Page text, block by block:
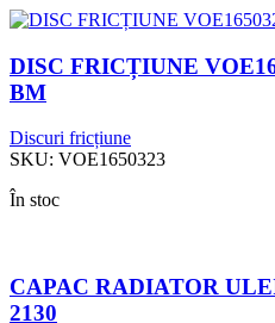
DISC FRICȚIUNE
BM
Discuri fricțiune
SKU: VOE1650323
În stoc
CAPAC RADIATOR
2130